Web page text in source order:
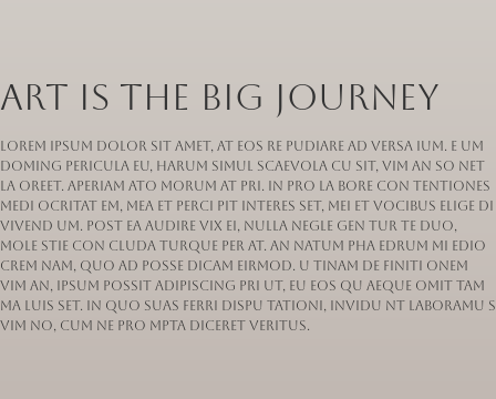
Art is the big journey
Lorem ipsum dolor sit amet, at eos re pudiare ad versa ium. E um
doming pericula eu, harum simul scaevola cu sit, vim an so net
la oreet. Aperiam ato morum at pri. In pro la bore con tentiones
medi ocritat em, mea et perci pit interes set, mei et vocibus elige di
vivend um. Post ea audire vix ei, nulla negle gen tur te duo,
mole stie con cluda turque per at. An natum pha edrum mi edio
crem nam, quo ad posse dicam eirmod. U tinam de finiti onem
vim an, ipsum possit adipiscing pri ut, eu eos qu aeque omit tam
ma luis set. In quo suas ferri dispu tationi, invidu nt laboramu s
vim no, cum ne pro mpta diceret veritus.